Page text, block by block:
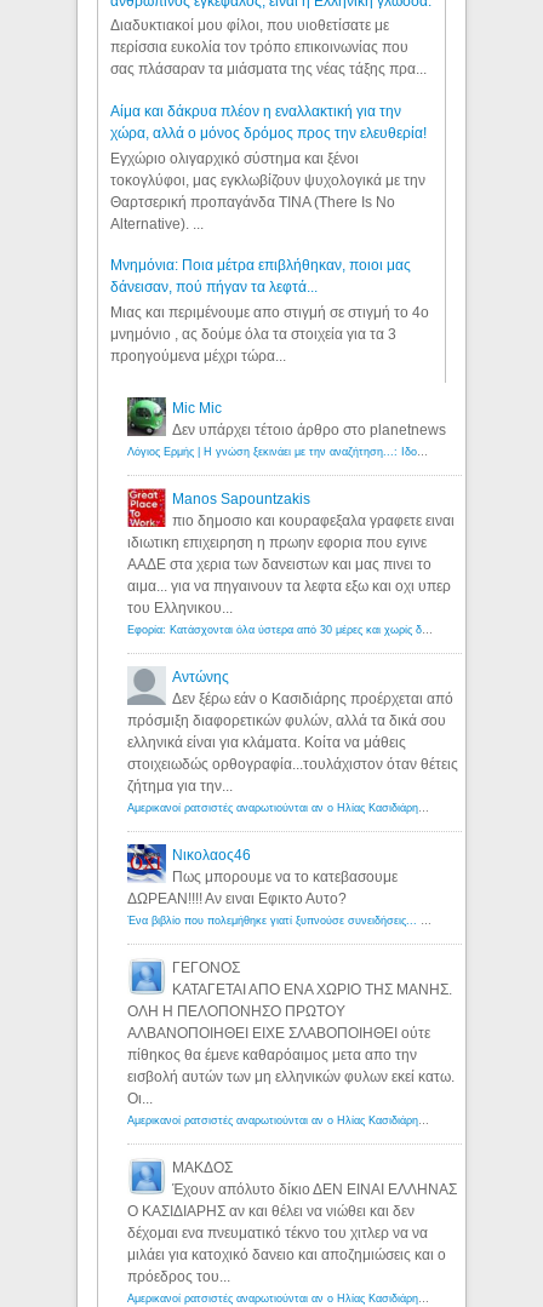
Διαδυκτιακοί μου φίλοι, που υιοθετίσατε με
περίσσια ευκολία τον τρόπο επικοινωνίας που
σας πλάσαραν τα μιάσματα της νέας τάξης πρα...
Αίμα και δάκρυα πλέον η εναλλακτική για την
χώρα, αλλά ο μόνος δρόμος προς την ελευθερία!
Εγχώριο ολιγαρχικό σύστημα και ξένοι
τοκογλύφοι, μας εγκλωβίζουν ψυχολογικά με την
Θαρτσερική προπαγάνδα TINA (There Is No
Alternative). ...
Μνημόνια: Ποια μέτρα επιβλήθηκαν, ποιοι μας
δάνεισαν, πού πήγαν τα λεφτά...
Μιας και περιμένουμε απο στιγμή σε στιγμή το 4ο
μνημόνιο , ας δούμε όλα τα στοιχεία για τα 3
προηγούμενα μέχρι τώρα...
Mic Mic
Δεν υπάρχει τέτοιο άρθρο στο planetnews
Λόγιος Ερμής | Η γνώση ξεκινάει με την αναζήτηση...: Ιδού οι 18 που χρωστούν 11 δις ευρώ!
Manos Sapountzakis
πιο δημοσιο και κουραφεξαλα γραφετε ειναι
ιδιωτικη επιχειρηση η πρωην εφορια που εγινε
ΑΑΔΕ στα χερια των δανειστων και μας πινει το
αιμα... για να πηγαινουν τα λεφτα εξω και οχι υπερ
του Ελληνικου...
Εφορία: Κατάσχονται όλα ύστερα από 30 μέρες και χωρίς δικαστικές αποφάσεις - Λόγιος Ερμής
Αντώνης
Δεν ξέρω εάν ο Κασιδιάρης προέρχεται από
πρόσμιξη διαφορετικών φυλών, αλλά τα δικά σου
ελληνικά είναι για κλάματα. Κοίτα να μάθεις
στοιχειωδώς ορθογραφία...τουλάχιστον όταν θέτεις
ζήτημα για την...
Αμερικανοί ρατσιστές αναρωτιούνται αν ο Ηλίας Κασιδιάρης ανήκει στη λευκή φυλή... - Λόγιος Ερμής
Νικολαος46
Πως μπορουμε να το κατεβασουμε
ΔΩΡΕΑΝ!!!! Αν ειναι Εφικτο Αυτο?
Ένα βιβλίο που πολεμήθηκε γιατί ξυπνούσε συνειδήσεις... - Λόγιος Ερμής | Η γνώση ξεκινάει με την αναζήτηση...
ΓΕΓΟΝΟΣ
ΚΑΤΑΓΕΤΑΙ ΑΠΟ ΕΝΑ ΧΩΡΙΟ ΤΗΣ ΜΑΝΗΣ.
ΟΛΗ Η ΠΕΛΟΠΟΝΗΣΟ ΠΡΩΤΟΥ
ΑΛΒΑΝΟΠΟΙΗΘΕΙ ΕΙΧΕ ΣΛΑΒΟΠΟΙΗΘΕΙ ούτε
πίθηκος θα έμενε καθαρόαιμος μετα απο την
εισβολή αυτών των μη ελληνικών φυλων εκεί κατω.
Οι...
Αμερικανοί ρατσιστές αναρωτιούνται αν ο Ηλίας Κασιδιάρης ανήκει στη λευκή φυλή... - Λόγιος Ερμής
ΜΑΚΔΟΣ
Έχουν απόλυτο δίκιο ΔΕΝ ΕΙΝΑΙ ΕΛΛΗΝΑΣ
Ο ΚΑΣΙΔΙΑΡΗΣ αν και θέλει να νιώθει και δεν
δέχομαι ενα πνευματικό τέκνο του χιτλερ να να
μιλάει για κατοχικό δανειο και αποζημιώσεις και ο
πρόεδρος του...
Αμερικανοί ρατσιστές αναρωτιούνται αν ο Ηλίας Κασιδιάρης ανήκει στη λευκή φυλή... - Λόγιος Ερμής